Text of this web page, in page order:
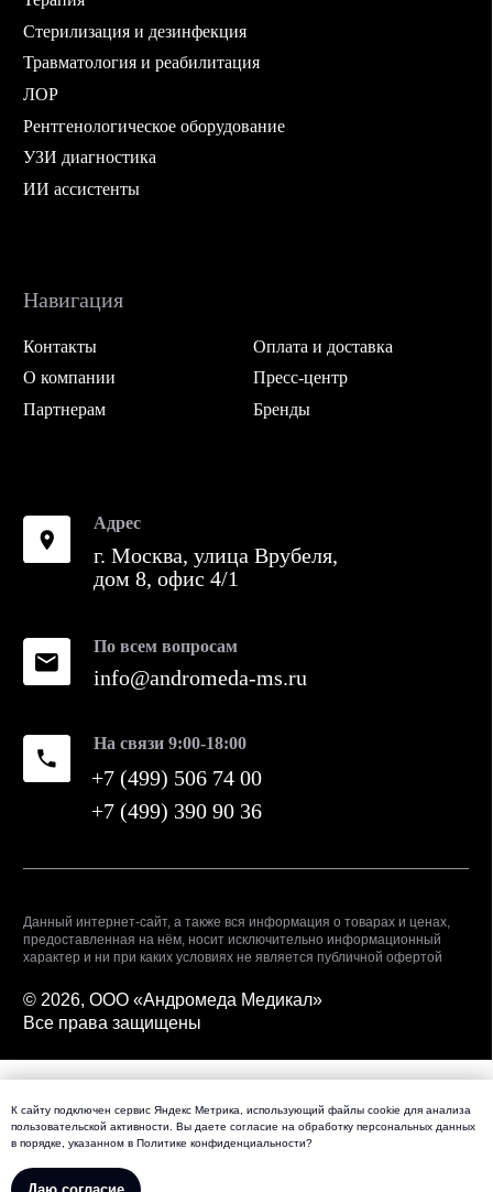
К сайту подключен сервис Яндекс Метрика, использующий файлы cookie для анализа
пользовательской активности. Вы даете согласие на обработку персональных данных
в порядке, указанном в Политике конфиденциальности?